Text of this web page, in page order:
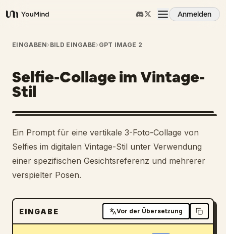
YouMind
Anmelden
Übersicht
Anwendungsfälle
Fähigkeiten
Prompts
Preise
Download
EINGABEN› BILD EINGABE› GPT IMAGE 2
Selfie-Collage im Vintage-
Stil
Ein Prompt für eine vertikale 3-Foto-Collage von
Selfies im digitalen Vintage-Stil unter Verwendung
einer spezifischen Gesichtsreferenz und mehrerer
verspielter Posen.
EINGABE Vor der Übersetzung